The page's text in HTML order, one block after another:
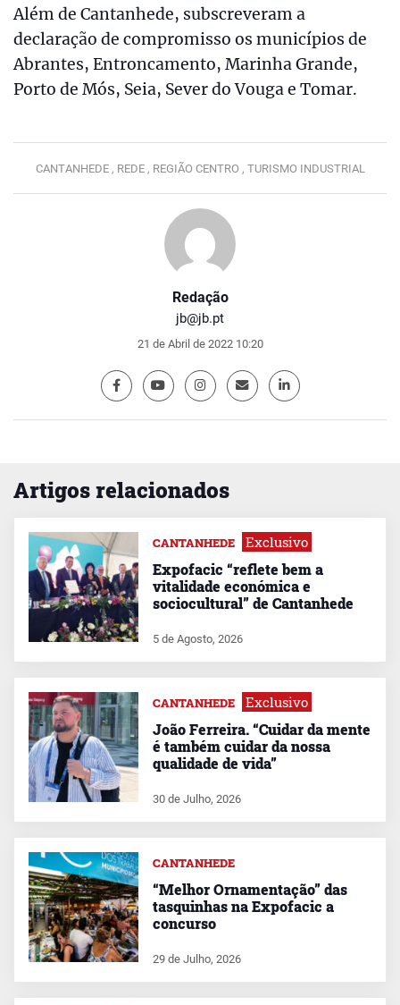
Redação
jb@jb.pt
21 de Abril de 2022 10:20
Além de Cantanhede, subscreveram a
declaração de compromisso os municípios de
Abrantes, Entroncamento, Marinha Grande,
Porto de Mós, Seia, Sever do Vouga e Tomar.
CANTANHEDE , REDE , REGIÃO CENTRO , TURISMO INDUSTRIAL
Artigos relacionados
CANTANHEDE Exclusivo
Expofacic “reflete bem a
vitalidade económica e
sociocultural” de Cantanhede
5 de Agosto, 2026
CANTANHEDE Exclusivo
João Ferreira. “Cuidar da mente
é também cuidar da nossa
qualidade de vida”
30 de Julho, 2026
CANTANHEDE
“Melhor Ornamentação” das
tasquinhas na Expofacic a
concurso
29 de Julho, 2026